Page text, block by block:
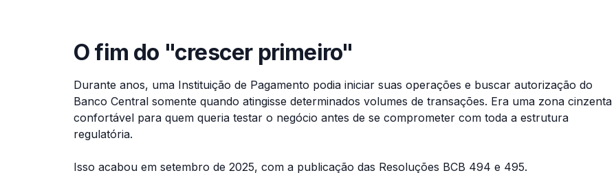
O fim do "crescer primeiro"
Durante anos, uma Instituição de Pagamento podia iniciar suas operações e buscar autorização do
Banco Central somente quando atingisse determinados volumes de transações. Era uma zona cinzenta
confortável para quem queria testar o negócio antes de se comprometer com toda a estrutura
regulatória.
Isso acabou em setembro de 2025, com a publicação das Resoluções BCB 494 e 495.